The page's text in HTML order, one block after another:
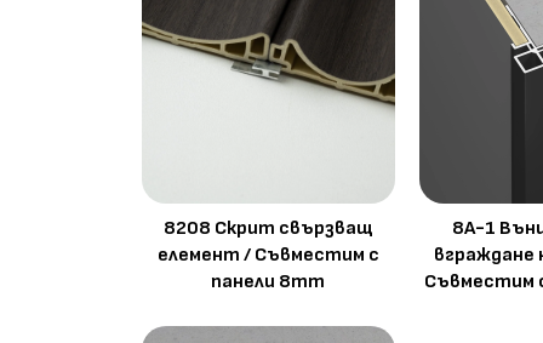
8208 Скрит свързващ
елемент / Съвместим с
панели 8mm
8A-1
вграждане
Съвместим